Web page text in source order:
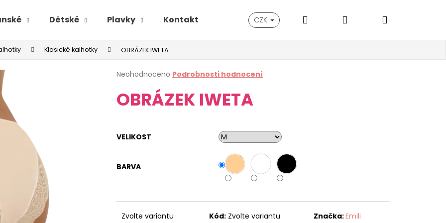
Dětské Plavky Kontakt CZK Hledat PřihlášeníNákupní
košík
Klasické kalhotky OBRÁZEK IWETA
Průměrné
produktu
je
hvězdiček.
Neohodnoceno Podrobnosti hodnocení
OBRÁZEK IWETA
VELIKOST
BARVA
Zvolte variantu Kód: Zvolte variantu Značka:Emili